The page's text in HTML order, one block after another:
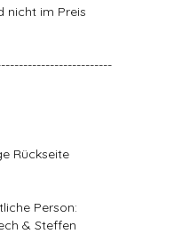
nicht im Preis
Rückseite
Person:
& Steffen